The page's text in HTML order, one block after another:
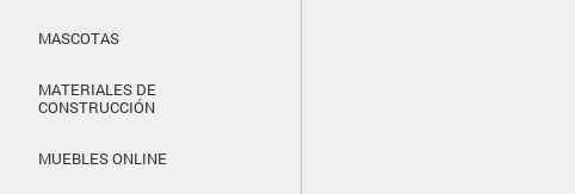
MASCOTAS
MATERIALES DE
CONSTRUCCIÓN
MUEBLES ONLINE